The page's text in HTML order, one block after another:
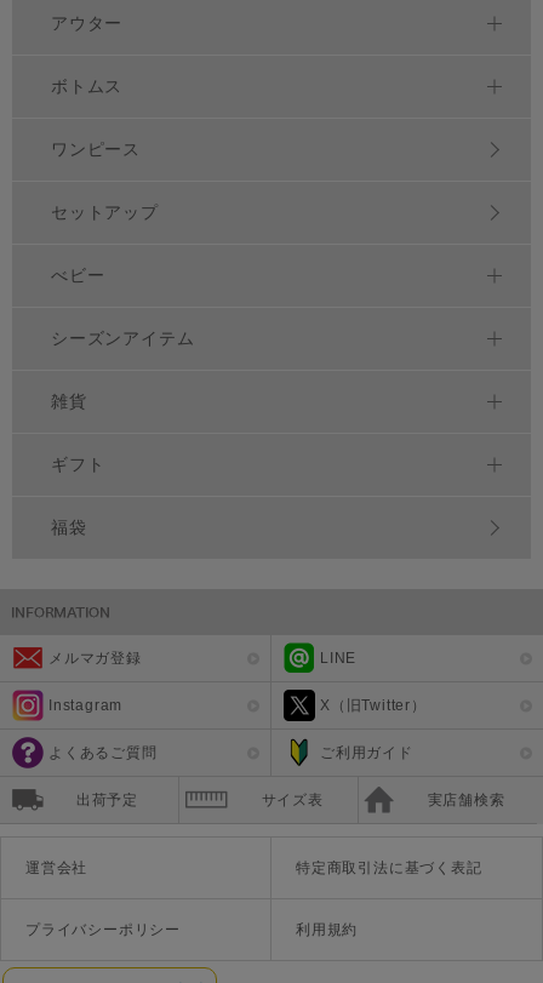
アウター
ボトムス
ワンピース
セットアップ
べビー
シーズンアイテム
雑貨
ギフト
福袋
メルマガ登録 LINE
Instagram X（旧Twitter）
よくあるご質問 ご利用ガイド
出荷予定 サイズ表 実店舗検索
運営会社 特定商取引法に基づく表記
プライバシーポリシー 利用規約